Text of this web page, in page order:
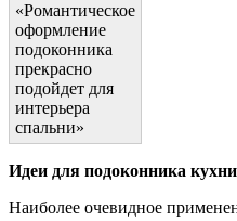
«Романтическое
оформление
подоконника
прекрасно
подойдет для
интерьера
спальни»
Идеи для подоконника кухни
Наиболее очевидное